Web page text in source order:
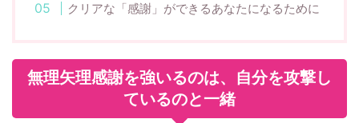
クリアな「感謝」ができるあなたになるために
無理矢理感謝を強いるのは、自分を攻撃し
ているのと一緒